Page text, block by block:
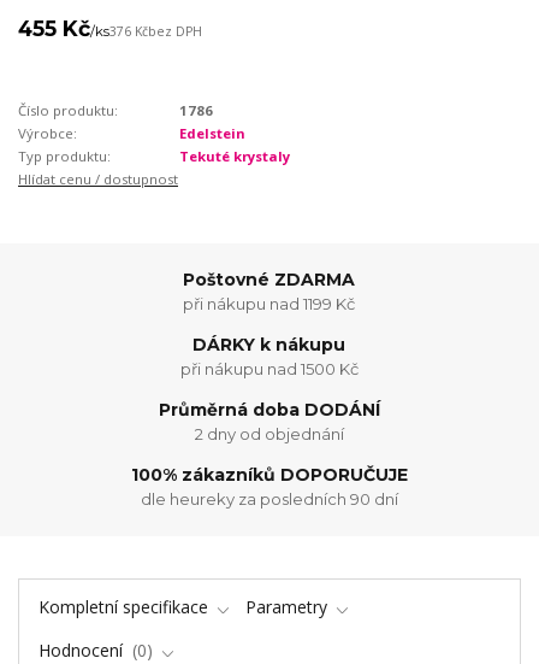
455 Kč/ks376 Kčbez DPH
Číslo produktu:
1786
Výrobce:
Edelstein
Typ produktu:
Tekuté krystaly
Hlídat cenu / dostupnost
Poštovné ZDARMA
při nákupu nad 1199 Kč
DÁRKY k nákupu
při nákupu nad 1500 Kč
Průměrná doba DODÁNÍ
2 dny od objednání
100% zákazníků DOPORUČUJE
dle heureky za posledních 90 dní
Kompletní specifikace
Parametry
Hodnocení
0